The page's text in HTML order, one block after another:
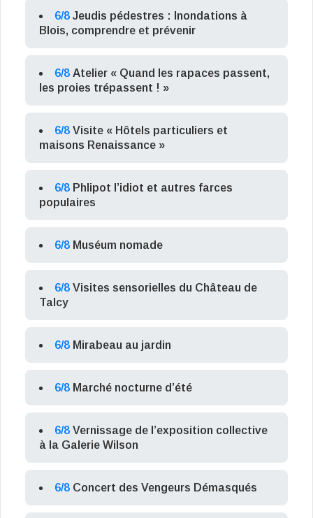
6/8 Jeudis pédestres : Inondations à
Blois, comprendre et prévenir
6/8 Atelier « Quand les rapaces passent,
les proies trépassent ! »
6/8 Visite « Hôtels particuliers et
maisons Renaissance »
6/8 Phlipot l’idiot et autres farces
populaires
6/8 Muséum nomade
6/8 Visites sensorielles du Château de
Talcy
6/8 Mirabeau au jardin
6/8 Marché nocturne d’été
6/8 Vernissage de l’exposition collective
à la Galerie Wilson
6/8 Concert des Vengeurs Démasqués